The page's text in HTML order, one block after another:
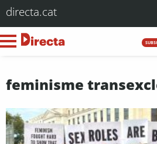
directa.cat
feminisme